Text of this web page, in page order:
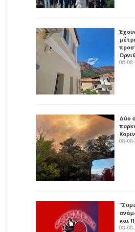
08-
Δύο
08-
και
08-